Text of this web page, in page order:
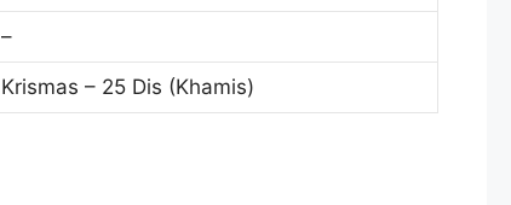
–
Krismas – 25 Dis (Khamis)